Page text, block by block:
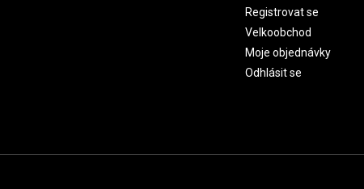
Registrovat se
Velkoobchod
Moje objednávky
Odhlásit se